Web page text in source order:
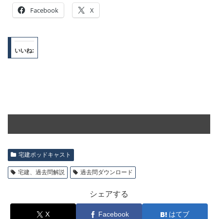
Facebook X
いいね:
宅建ポッドキャスト
宅建、過去問解説 過去問ダウンロード
シェアする
X Facebook はてブ